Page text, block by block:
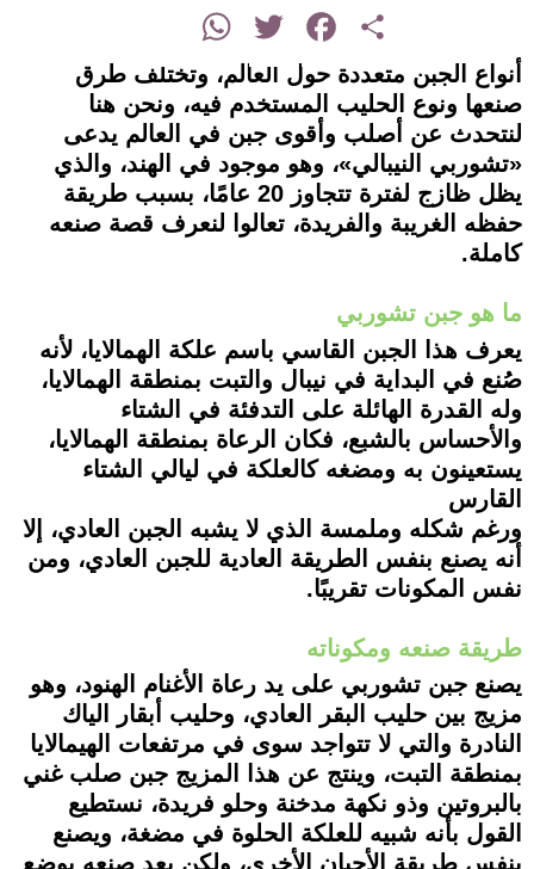
Share
Facebook
Twitter
WhatsApp
أنواع الجبن متعددة حول العالم، وتختلف طرق
صنعها ونوع الحليب المستخدم فيه، ونحن هنا
لنتحدث عن أصلب وأقوى جبن في العالم يدعى
«تشوربي النيبالي»، وهو موجود في الهند، والذي
يظل ظازج لفترة تتجاوز 20 عامًا، بسبب طريقة
حفظه الغريبة والفريدة، تعالوا لنعرف قصة صنعه
كاملة.
ما هو جبن تشوربي
يعرف هذا الجبن القاسي باسم علكة الهمالايا، لأنه
صُنع في البداية في نيبال والتبت بمنطقة الهمالايا،
وله القدرة الهائلة على التدفئة في الشتاء
والأحساس بالشبع، فكان الرعاة بمنطقة الهمالايا،
يستعينون به ومضغه كالعلكة في ليالي الشتاء
القارس
ورغم شكله وملمسة الذي لا يشبه الجبن العادي، إلا
أنه يصنع بنفس الطريقة العادية للجبن العادي، ومن
نفس المكونات تقريبًا.
طريقة صنعه ومكوناته
يصنع جبن تشوربي على يد رعاة الأغنام الهنود، وهو
مزيج بين حليب البقر العادي، وحليب أبقار الياك
النادرة والتي لا تتواجد سوى في مرتفعات الهيمالايا
بمنطقة التبت، وينتج عن هذا المزيج جبن صلب غني
بالبروتين وذو نكهة مدخنة وحلو فريدة، نستطيع
القول بأنه شبيه للعلكة الحلوة في مضغة، ويصنع
بنفس طريقة الأجبان الأخرى، ولكن بعد صنعه يوضع